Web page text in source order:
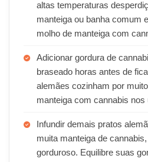
altas temperaturas
manteiga ou banha comum
molho de manteiga com
Adicionar gordura de
braseado horas antes de
alemães cozinham por
manteiga com cannabis
Infundir demais pratos
muita manteiga de
gorduroso. Equilibre suas